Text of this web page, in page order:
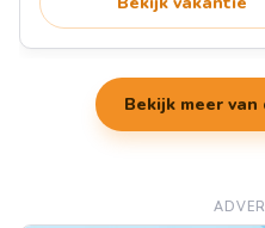
Bekijk meer